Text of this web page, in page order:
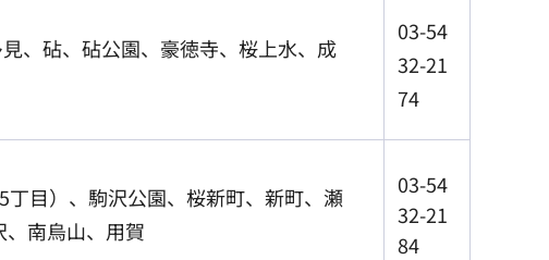
、砧、砧公園、豪徳寺、桜上水、成
03-54
32-21
74
目）、駒沢公園、桜新町、新町、瀬
南烏山、用賀
03-54
32-21
84